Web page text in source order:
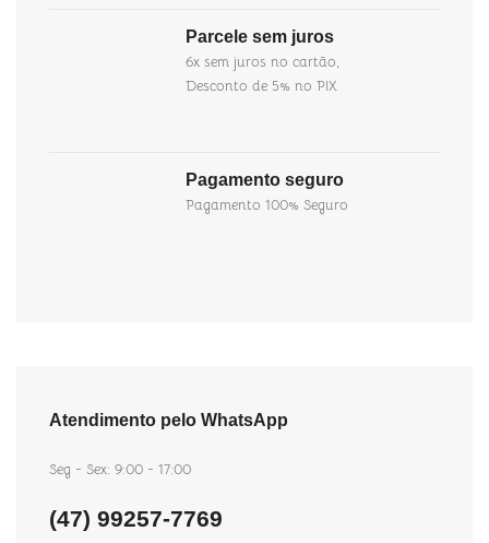
Parcele sem juros
6x sem juros no cartão,
Desconto de 5% no PIX
Pagamento seguro
Pagamento 100% Seguro
Atendimento pelo WhatsApp
Seg - Sex: 9:00 - 17:00
(47) 99257-7769